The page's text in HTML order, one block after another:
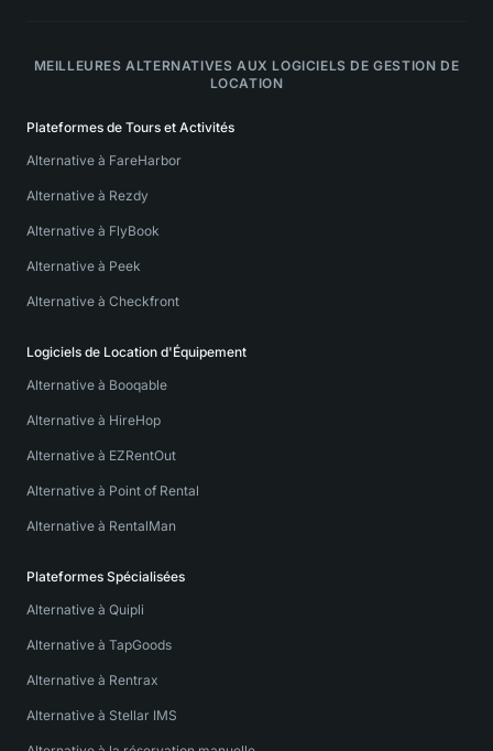
MEILLEURES ALTERNATIVES AUX LOGICIELS DE GESTION DE
LOCATION
Plateformes de Tours et Activités
Alternative à FareHarbor
Alternative à Rezdy
Alternative à FlyBook
Alternative à Peek
Alternative à Checkfront
Logiciels de Location d'Équipement
Alternative à Booqable
Alternative à HireHop
Alternative à EZRentOut
Alternative à Point of Rental
Alternative à RentalMan
Plateformes Spécialisées
Alternative à Quipli
Alternative à TapGoods
Alternative à Rentrax
Alternative à Stellar IMS